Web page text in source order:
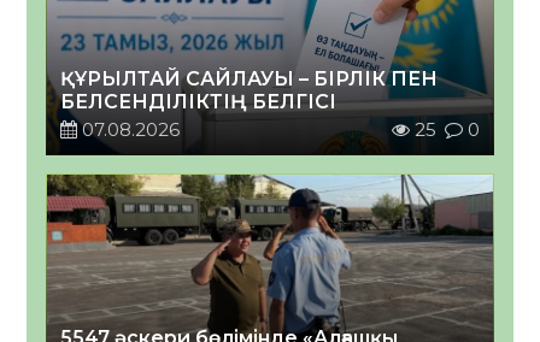
ҚҰРЫЛТАЙ САЙЛАУЫ – БІРЛІК ПЕН
БЕЛСЕНДІЛІКТІҢ БЕЛГІСІ
07.08.2026
25 0